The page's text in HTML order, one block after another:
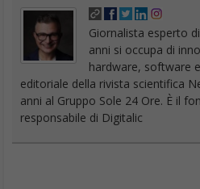
Giornalista esperto
anni si occupa di
hardware, software
editoriale della rivista scientifica
anni al Gruppo Sole 24 Ore. È il
responsabile di Digitalic